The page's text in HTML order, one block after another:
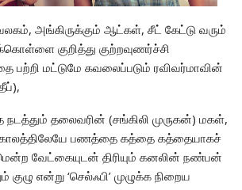
அங்கிருக்கும் ஆட்கள், சீட் கேட்டு வரும்
குறித்து குற்றவுணர்ச்சி
பற்றி மட்டுமே கவலைப்படும் ரவிவர்மாவின்
நடத்தும் தலைவரின் (சங்கிலி முருகன்) மகள்,
காலத்திலேயே பணத்தை கத்தை கத்தையாகச்
வேட்கையுடன் திரியும் கனலின் நண்பன்
குழு என்று ‘செல்ஃபி’ முழுக்க நிறைய